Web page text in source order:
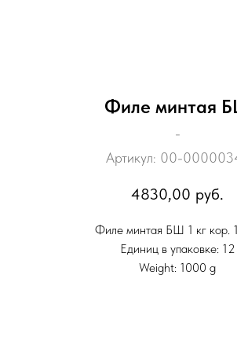
Филе минтая
-
Артикул: 00-
4830,00 руб.
Филе минтая БШ 1 кг кор.
Единиц в упаковке: 12
Weight: 1000 g